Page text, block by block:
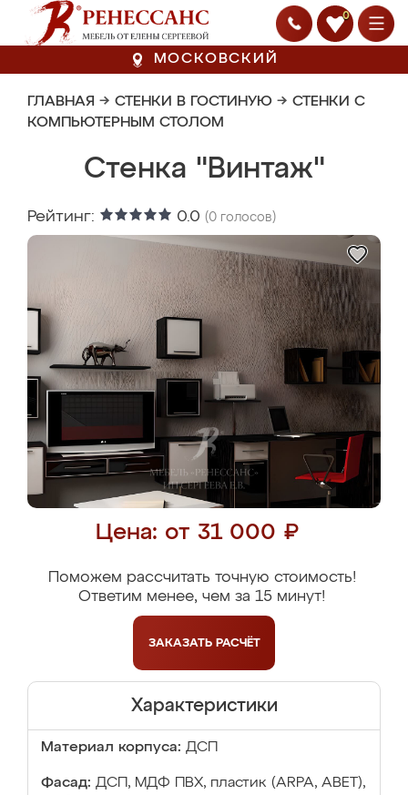
0
МОСКОВСКИЙ
ГЛАВНАЯ → СТЕНКИ В ГОСТИНУЮ → СТЕНКИ С
КОМПЬЮТЕРНЫМ СТОЛОМ
Стенка "Винтаж"
Рейтинг: 0.0 (0 голосов)
Цена: от 31 000 ₽
Поможем рассчитать точную стоимость!
Ответим менее, чем за 15 минут!
ЗАКАЗАТЬ РАСЧЁТ
Характеристики
Материал корпуса: ДСП
Фасад: ДСП, МДФ ПВХ, пластик (ARPA, ABET),